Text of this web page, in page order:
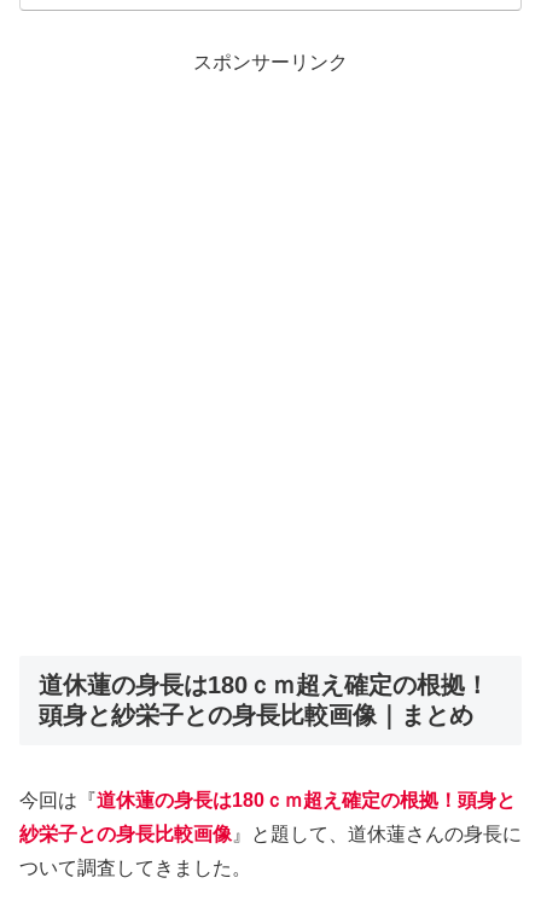
スポンサーリンク
道休蓮の身長は180ｃｍ超え確定の根拠！
頭身と紗栄子との身長比較画像｜まとめ
今回は『道休蓮の身長は180ｃｍ超え確定の根拠！頭身と
紗栄子との身長比較画像 』と題して、道休蓮さんの身長に
ついて調査してきました。